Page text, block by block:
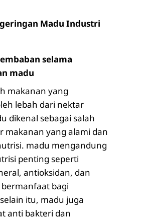
Madu Industri
selama
madu
makanan yang
lebah dari nektar
dikenal sebagai salah
makanan yang alami dan
madu mengandung
penting seperti
antioksidan, dan
bagi
itu, madu juga
anti bakteri dan